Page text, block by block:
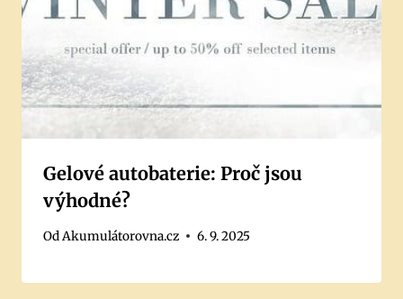
Gelové autobaterie: Proč jsou
výhodné?
OdAkumulátorovna.cz 6. 9. 2025